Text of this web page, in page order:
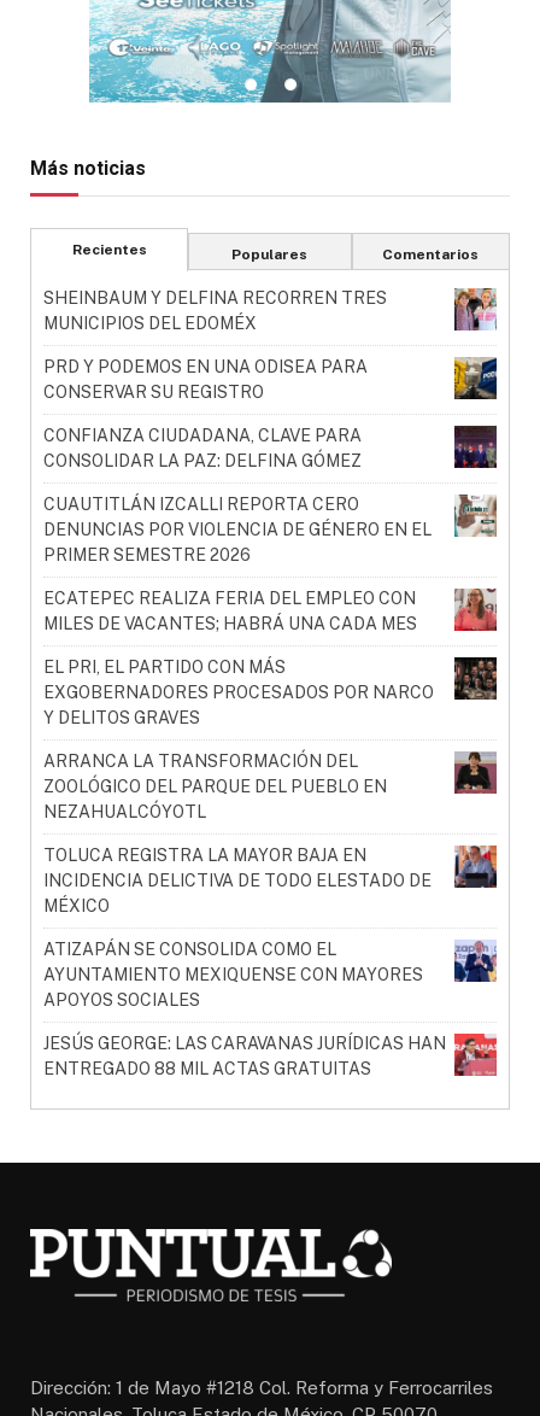
Más noticias
Recientes Populares Comentarios
SHEINBAUM Y DELFINA RECORREN TRES
MUNICIPIOS DEL EDOMÉX
PRD Y PODEMOS EN UNA ODISEA PARA
CONSERVAR SU REGISTRO
CONFIANZA CIUDADANA, CLAVE PARA
CONSOLIDAR LA PAZ: DELFINA GÓMEZ
CUAUTITLÁN IZCALLI REPORTA CERO
DENUNCIAS POR VIOLENCIA DE GÉNERO EN EL
PRIMER SEMESTRE 2026
ECATEPEC REALIZA FERIA DEL EMPLEO CON
MILES DE VACANTES; HABRÁ UNA CADA MES
EL PRI, EL PARTIDO CON MÁS
EXGOBERNADORES PROCESADOS POR NARCO
Y DELITOS GRAVES
ARRANCA LA TRANSFORMACIÓN DEL
ZOOLÓGICO DEL PARQUE DEL PUEBLO EN
NEZAHUALCÓYOTL
TOLUCA REGISTRA LA MAYOR BAJA EN
INCIDENCIA DELICTIVA DE TODO ELESTADO DE
MÉXICO
ATIZAPÁN SE CONSOLIDA COMO EL
AYUNTAMIENTO MEXIQUENSE CON MAYORES
APOYOS SOCIALES
JESÚS GEORGE: LAS CARAVANAS JURÍDICAS HAN
ENTREGADO 88 MIL ACTAS GRATUITAS
Dirección: 1 de Mayo #1218 Col. Reforma y Ferrocarriles